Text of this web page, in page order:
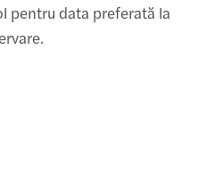
pentru data preferată la